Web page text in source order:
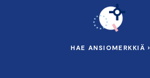
HAE ANSIOMERKKIÄ ›